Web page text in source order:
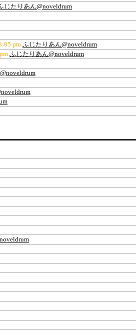
じたりあん@noveldrum
pm ふじたりあん@noveldrum
ふじたりあん@noveldrum